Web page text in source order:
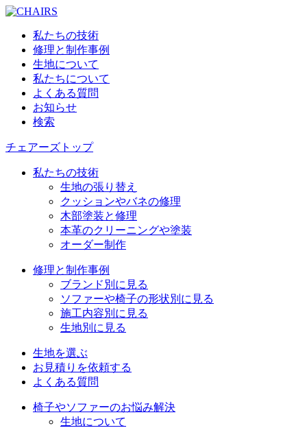
私たちの技術
修理と制作事例
生地について
私たちについて
よくある質問
お知らせ
検索
チェアーズトップ
私たちの技術
生地の張り替え
クッションやバネの修理
木部塗装と修理
本革のクリーニングや塗装
オーダー制作
修理と制作事例
ブランド別に見る
ソファーや椅子の形状別に見る
施工内容別に見る
生地別に見る
生地を選ぶ
お見積りを依頼する
よくある質問
椅子やソファーのお悩み解決
生地について